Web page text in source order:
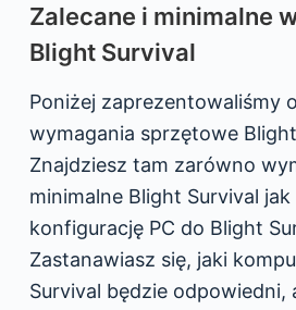
Zalecane i minimalne
Blight Survival
Poniżej zaprezentowaliśmy
wymagania sprzętowe
Znajdziesz tam zarówno
minimalne Blight Survival jak
konfigurację PC do Blight
Zastanawiasz się, jaki
Survival będzie odpowiedni,